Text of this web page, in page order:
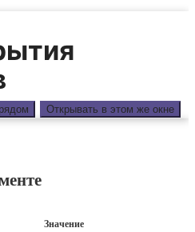
Открывать в этом же окне
Значение